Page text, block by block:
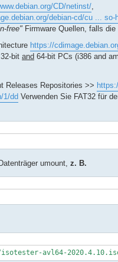
CD/netinst/
debian-cd/cu ... so-
free" Firmware Quellen, falls
https://
bit and 64-bit PCs (i386 and
Releases Repositories >>
1/dd Verwenden Sie FAT32 für
umount, z. B.
avl64-